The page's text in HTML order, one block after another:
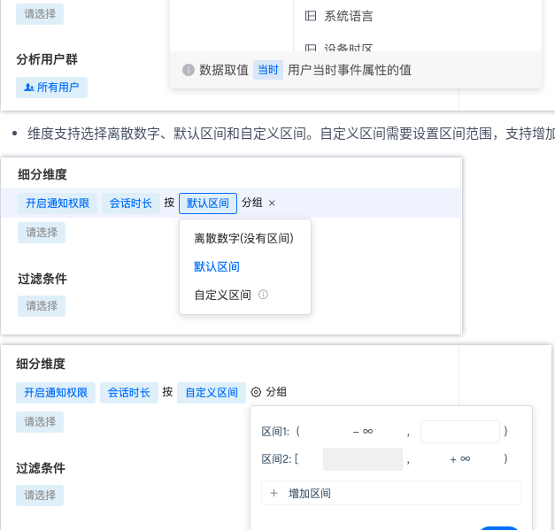
维度支持选择离散数字、默认区间和自定义区间。自定义区间需要设置区间范围，支持增